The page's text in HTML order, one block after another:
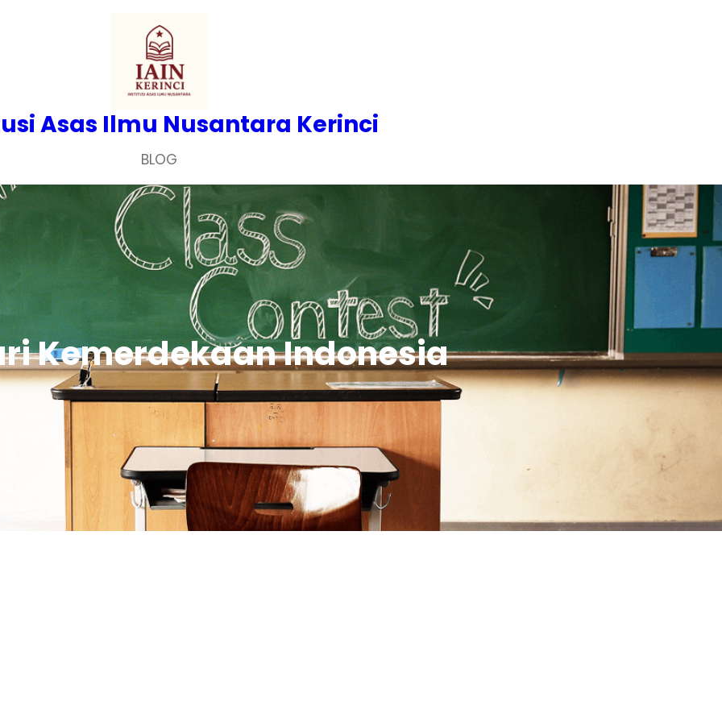
Asas Ilmu Nusantara Kerinci
BLOG
Kemerdekaan Indonesia